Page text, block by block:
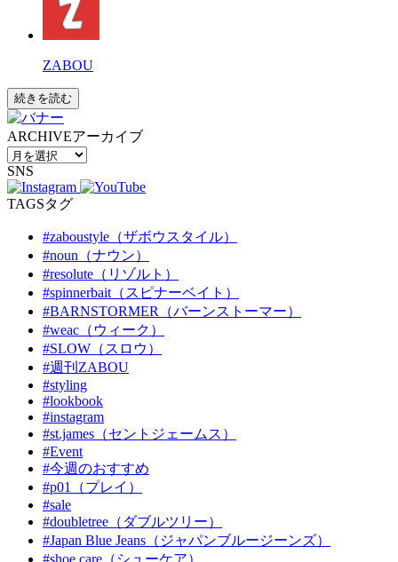
ZABOU
続きを読む
ARCHIVEアーカイブ
SNS
TAGSタグ
#zaboustyle（ザボウスタイル）
#noun（ナウン）
#resolute（リゾルト）
#spinnerbait（スピナーベイト）
#BARNSTORMER（バーンストーマー）
#weac（ウィーク）
#SLOW（スロウ）
#週刊ZABOU
#styling
#lookbook
#instagram
#st.james（セントジェームス）
#Event
#今週のおすすめ
#p01（プレイ）
#sale
#doubletree（ダブルツリー）
#Japan Blue Jeans（ジャパンブルージーンズ）
#shoe care（シューケア）